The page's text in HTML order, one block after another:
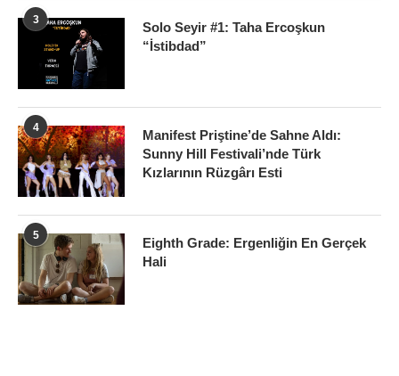
3
Solo Seyir #1: Taha Ercoşkun
“İstibdad”
4
Manifest Priştine’de Sahne Aldı:
Sunny Hill Festivali’nde Türk
Kızlarının Rüzgârı Esti
5
Eighth Grade: Ergenliğin En Gerçek
Hali